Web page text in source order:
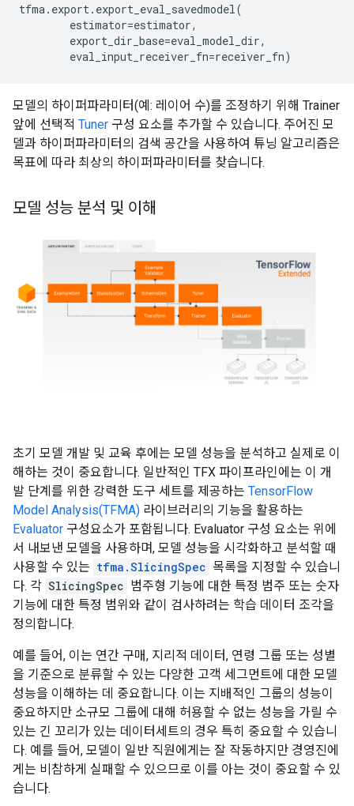
tfma. export. export_eval_savedmodel(
estimator=estimator,
export_dir_base=eval_model_dir,
eval_input_receiver_fn=receiver_fn)
모델의 하이퍼파라미터(예: 레이어 수)를 조정하기 위해 Trainer
앞에 선택적 Tuner 구성 요소를 추가할 수 있습니다. 주어진 모
델과 하이퍼파라미터의 검색 공간을 사용하여 튜닝 알고리즘은
목표에 따라 최상의 하이퍼파라미터를 찾습니다.
모델 성능 분석 및 이해
초기 모델 개발 및 교육 후에는 모델 성능을 분석하고 실제로 이
해하는 것이 중요합니다. 일반적인 TFX 파이프라인에는 이 개
발 단계를 위한 강력한 도구 세트를 제공하는 TensorFlow
Model Analysis(TFMA) 라이브러리의 기능을 활용하는
Evaluator 구성요소가 포함됩니다. Evaluator 구성 요소는 위에
서 내보낸 모델을 사용하며, 모델 성능을 시각화하고 분석할 때
사용할 수 있는 tfma.SlicingSpec 목록을 지정할 수 있습니
다. 각 SlicingSpec 범주형 기능에 대한 특정 범주 또는 숫자
기능에 대한 특정 범위와 같이 검사하려는 학습 데이터 조각을
정의합니다.
예를 들어, 이는 연간 구매, 지리적 데이터, 연령 그룹 또는 성별
을 기준으로 분류할 수 있는 다양한 고객 세그먼트에 대한 모델
성능을 이해하는 데 중요합니다. 이는 지배적인 그룹의 성능이
중요하지만 소규모 그룹에 대해 허용할 수 없는 성능을 가릴 수
있는 긴 꼬리가 있는 데이터세트의 경우 특히 중요할 수 있습니
다. 예를 들어, 모델이 일반 직원에게는 잘 작동하지만 경영진에
게는 비참하게 실패할 수 있으므로 이를 아는 것이 중요할 수 있
습니다.